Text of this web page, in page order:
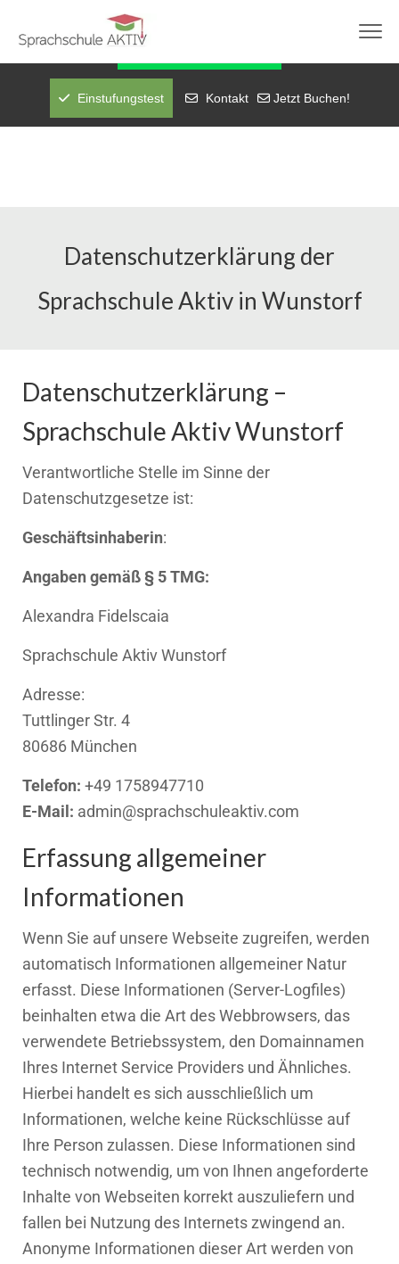
info@sprachschuleaktiv.com
Fragen über WhatsApp
Einstufungstest Kontakt Jetzt Buchen!
Datenschutzerklärung der
Sprachschule Aktiv in Wunstorf
Datenschutzerklärung –
Sprachschule Aktiv Wunstorf
Verantwortliche Stelle im Sinne der
Datenschutzgesetze ist:
Geschäftsinhaberin:
Angaben gemäß § 5 TMG:
Alexandra Fidelscaia
Sprachschule Aktiv Wunstorf
Adresse:
Tuttlinger Str. 4
80686 München
Telefon: +49 1758947710
E-Mail: admin@sprachschuleaktiv.com
Erfassung allgemeiner
Informationen
Wenn Sie auf unsere Webseite zugreifen, werden
automatisch Informationen allgemeiner Natur
erfasst. Diese Informationen (Server-Logfiles)
beinhalten etwa die Art des Webbrowsers, das
verwendete Betriebssystem, den Domainnamen
Ihres Internet Service Providers und Ähnliches.
Hierbei handelt es sich ausschließlich um
Informationen, welche keine Rückschlüsse auf
Ihre Person zulassen. Diese Informationen sind
technisch notwendig, um von Ihnen angeforderte
Inhalte von Webseiten korrekt auszuliefern und
fallen bei Nutzung des Internets zwingend an.
Anonyme Informationen dieser Art werden von